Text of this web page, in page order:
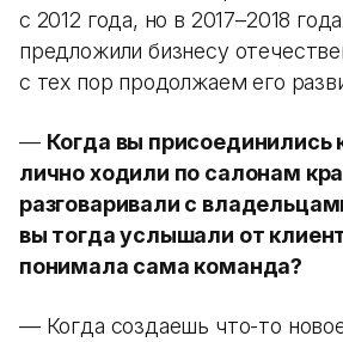
с 2012 года, но в 2017–2018
предложили бизнесу
с тех пор продолжаем его
— Когда вы присоединились
лично ходили по салонам
разговаривали с
вы тогда услышали от
понимала сама команда?
— Когда создаешь что-то